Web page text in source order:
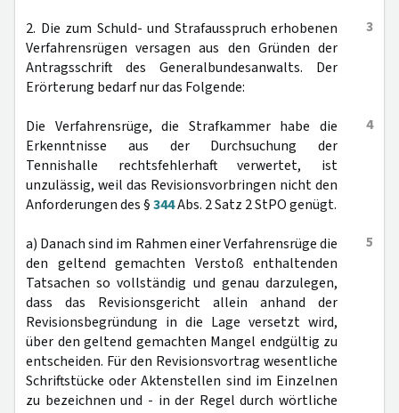
3
2. Die zum Schuld- und Strafausspruch erhobenen
Verfahrensrügen versagen aus den Gründen der
Antragsschrift des Generalbundesanwalts. Der
Erörterung bedarf nur das Folgende:
4
Die Verfahrensrüge, die Strafkammer habe die
Erkenntnisse aus der Durchsuchung der
Tennishalle rechtsfehlerhaft verwertet, ist
unzulässig, weil das Revisionsvorbringen nicht den
Anforderungen des §344Abs. 2 Satz 2 StPO genügt.
5
a) Danach sind im Rahmen einer Verfahrensrüge die
den geltend gemachten Verstoß enthaltenden
Tatsachen so vollständig und genau darzulegen,
dass das Revisionsgericht allein anhand der
Revisionsbegründung in die Lage versetzt wird,
über den geltend gemachten Mangel endgültig zu
entscheiden. Für den Revisionsvortrag wesentliche
Schriftstücke oder Aktenstellen sind im Einzelnen
zu bezeichnen und - in der Regel durch wörtliche